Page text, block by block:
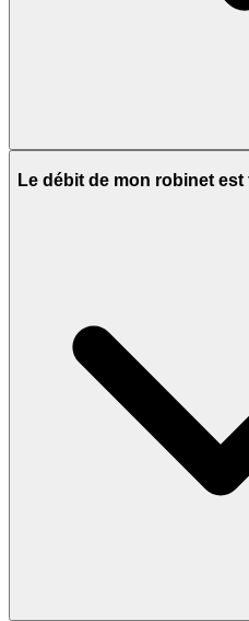
Le débit de mon robinet